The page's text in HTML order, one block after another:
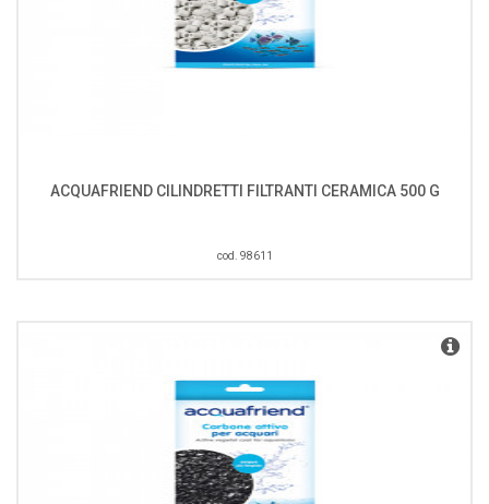
ACQUAFRIEND CILINDRETTI FILTRANTI CERAMICA 500 G
cod. 98611